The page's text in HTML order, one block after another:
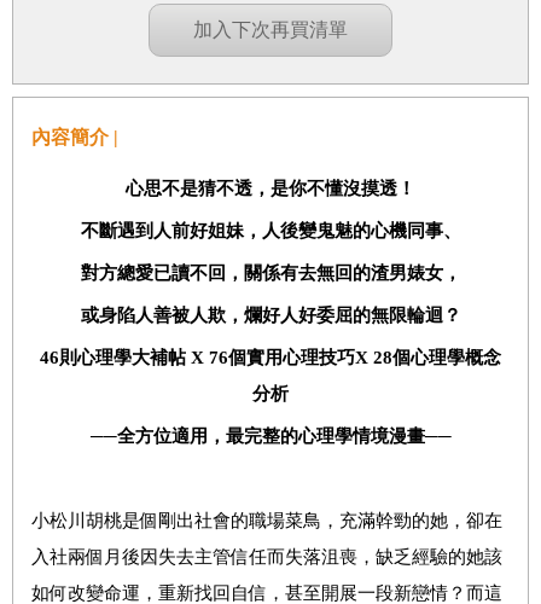
加入下次再買清單
內容簡介 |
心思不是猜不透，是你不懂沒摸透！
不斷遇到人前好姐妹，人後變鬼魅的心機同事、
對方總愛已讀不回，關係有去無回的渣男婊女，
或身陷人善被人欺，爛好人好委屈的無限輪迴？
46則心理學大補帖 X 76個實用心理技巧X 28個心理學概念
分析
──全方位適用，最完整的心理學情境漫畫──
小松川胡桃是個剛出社會的職場菜鳥，充滿幹勁的她，卻在
入社兩個月後因失去主管信任而失落沮喪，缺乏經驗的她該
如何改變命運，重新找回自信，甚至開展一段新戀情？而這